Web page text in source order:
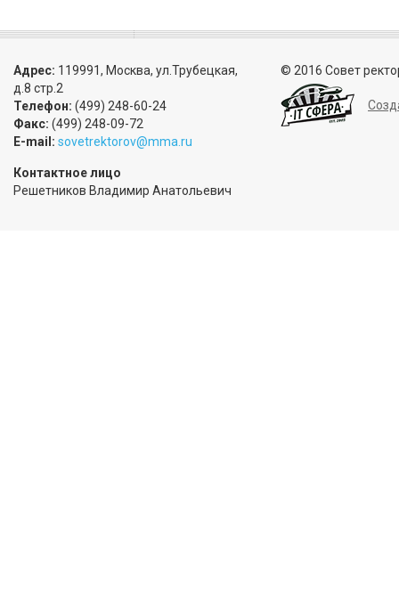
Адрес: 119991, Москва, ул.Трубецкая,
д.8 стр.2
Телефон: (499) 248-60-24
Факс: (499) 248-09-72
E-mail: sovetrektorov@mma.ru
Контактное лицо
Решетников Владимир Анатольевич
© 2016 Совет